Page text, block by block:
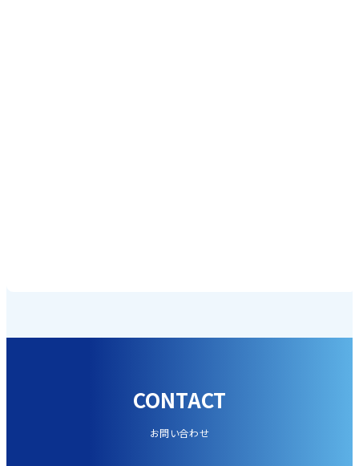
CONTACT
お問い合わせ